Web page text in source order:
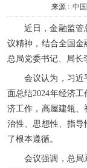
来源 : 中
近日，金融监管
议精神，结合全国金
总局党委书记、局长
会议认为，习近
面总结2024年经济
济工作，高屋建瓴
治性、思想性、指
了根本遵循。
会议强调，总局